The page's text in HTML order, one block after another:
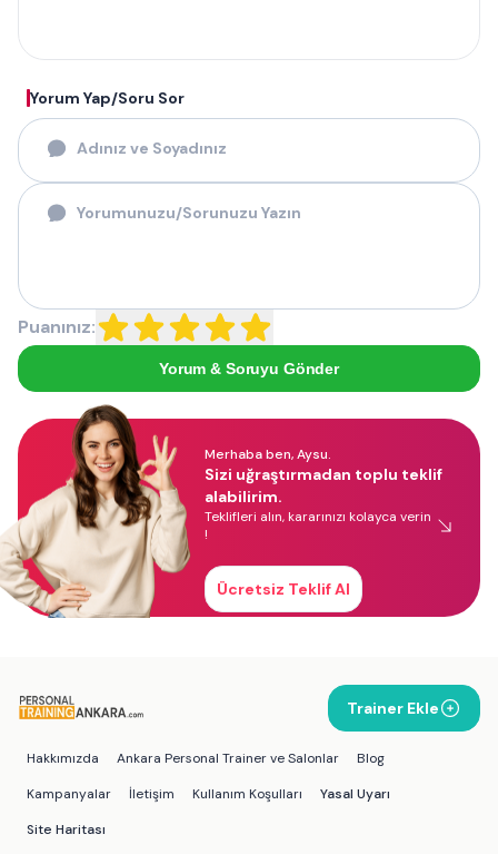
Yorum Yap/Soru Sor
Puanınız:
Yorum & Soruyu Gönder
Merhaba ben, Aysu.
Sizi uğraştırmadan toplu teklif
alabilirim.
Teklifleri alın, kararınızı kolayca verin
!
Ücretsiz Teklif Al
Trainer Ekle
Hakkımızda Ankara Personal Trainer ve Salonlar
Blog
Kampanyalar
İletişim Kullanım Koşulları
Yasal Uyarı
Site Haritası